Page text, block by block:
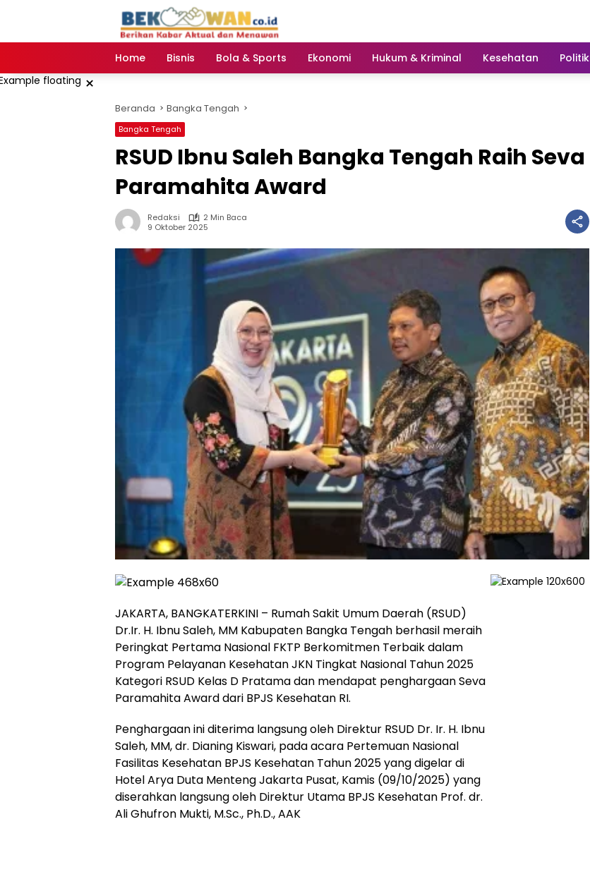
Home
Bisnis Bola & Sports Ekonomi Hukum & Kriminal Kesehatan Politik
×
Beranda Bangka Tengah
Bangka Tengah
‎RSUD Ibnu Saleh Bangka Tengah Raih Seva
Paramahita Award
Redaksi
2 Min Baca
9 Oktober 2025
JAKARTA, BANGKATERKINI – Rumah Sakit Umum Daerah (RSUD)
Dr.Ir. H. Ibnu Saleh, MM Kabupaten Bangka Tengah berhasil meraih
Peringkat Pertama Nasional FKTP Berkomitmen Terbaik dalam
Program Pelayanan Kesehatan JKN Tingkat Nasional Tahun 2025
Kategori RSUD Kelas D Pratama dan mendapat penghargaan Seva
Paramahita Award dari BPJS Kesehatan RI.
‎Penghargaan ini diterima langsung oleh Direktur RSUD Dr. Ir. H. Ibnu
Saleh, MM, dr. Dianing Kiswari, pada acara Pertemuan Nasional
Fasilitas Kesehatan BPJS Kesehatan Tahun 2025 yang digelar di
Hotel Arya Duta Menteng Jakarta Pusat, Kamis (09/10/2025) yang
diserahkan langsung oleh Direktur Utama BPJS Kesehatan Prof. dr.
Ali Ghufron Mukti, M.Sc., Ph.D., AAK